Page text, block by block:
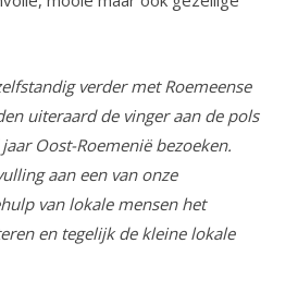
verder met Roemeense
uiteraard de vinger aan de pols
Oost-Roemenië bezoeken.
aan een van onze
van lokale mensen het
en tegelijk de kleine lokale